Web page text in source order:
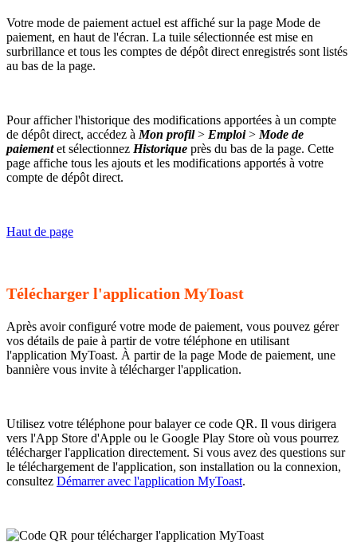
Votre mode de paiement actuel est affiché sur la page Mode de
paiement, en haut de l'écran. La tuile sélectionnée est mise en
surbrillance et tous les comptes de dépôt direct enregistrés sont listés
au bas de la page.
Pour afficher l'historique des modifications apportées à un compte
de dépôt direct, accédez à Mon profil> Emploi> Mode de
paiementet sélectionnez Historique près du bas de la page. Cette
page affiche tous les ajouts et les modifications apportés à votre
compte de dépôt direct.
Haut de page
Télécharger l'application MyToast
Après avoir configuré votre mode de paiement, vous pouvez gérer
vos détails de paie à partir de votre téléphone en utilisant
l'application MyToast. À partir de la page Mode de paiement, une
bannière vous invite à télécharger l'application.
Utilisez votre téléphone pour balayer ce code QR. Il vous dirigera
vers l'App Store d'Apple ou le Google Play Store où vous pourrez
télécharger l'application directement. Si vous avez des questions sur
le téléchargement de l'application, son installation ou la connexion,
consultez Démarrer avec l'application MyToast.